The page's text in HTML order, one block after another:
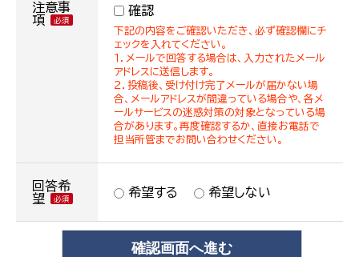
注意事
項
確認
下記の内容をご確認いただき、必ず確認欄にチ
ェックを入れてください。
１．メールで回答する場合は、入力されたメール
アドレスに送信します。
２．投稿後、受け付け完了メールが届かない場
合、メールアドレスが間違っている場合や、各メ
ールサービスの迷惑対策の対象となっている場
合があります。再度確認するか、直接お電話で
担当所管までお問い合わせください。
回答希
望
希望する 希望しない